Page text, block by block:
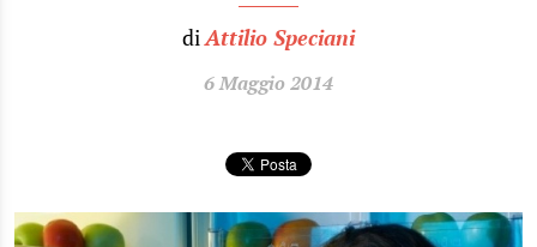
diAttilio Speciani
6 Maggio 2014